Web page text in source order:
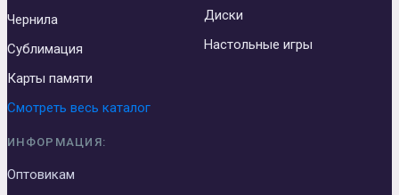
Чернила
Сублимация
Карты памяти
Диски
Настольные игры
Смотреть весь каталог
ИНФОРМАЦИЯ:
Оптовикам